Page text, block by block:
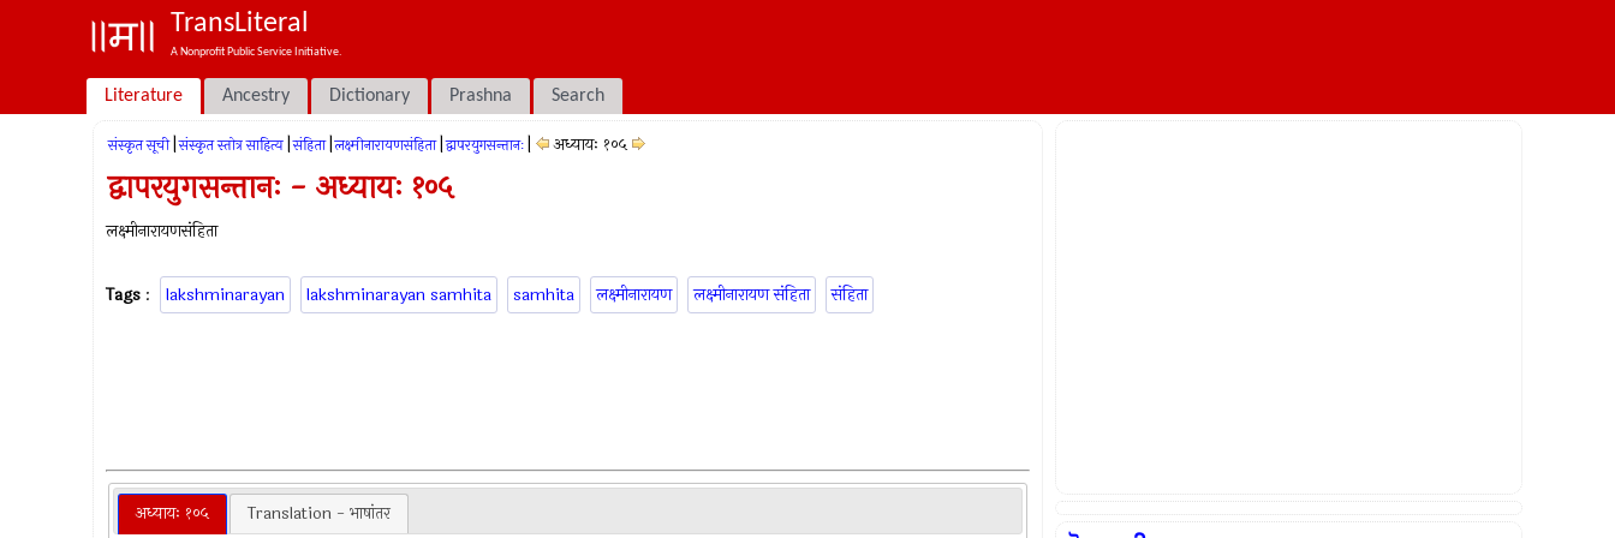
TransLiteral
A Nonprofit Public Service Initiative.
Literature Ancestry Dictionary Prashna Search
संस्कृत सूची संस्कृत स्तोत्र साहित्य संहिता लक्ष्मीनारायणसंहिता द्वापरयुगसन्तानः अध्यायः १०५
द्वापरयुगसन्तानः - अध्यायः १०५
लक्ष्मीनारायणसंहिता
Tags : lakshminarayan lakshminarayan samhita samhita लक्ष्मीनारायण लक्ष्मीनारायण संहिता संहिता
अध्यायः १०५ Translation - भाषांतर